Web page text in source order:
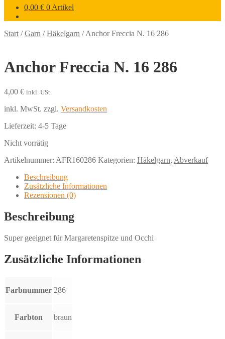
0,00 € 0 Artikel
Start /Garn /Häkelgarn /Anchor Freccia N. 16 286
Anchor Freccia N. 16 286
4,00 € inkl. USt.
inkl. MwSt. zzgl. Versandkosten
Lieferzeit: 4-5 Tage
Nicht vorrätig
Artikelnummer: AFR160286 Kategorien: Häkelgarn, Abverkauf
Beschreibung
Zusätzliche Informationen
Rezensionen (0)
Beschreibung
Super geeignet für Margaretenspitze und Occhi
Zusätzliche Informationen
Farbnummer 286
Farbton braun